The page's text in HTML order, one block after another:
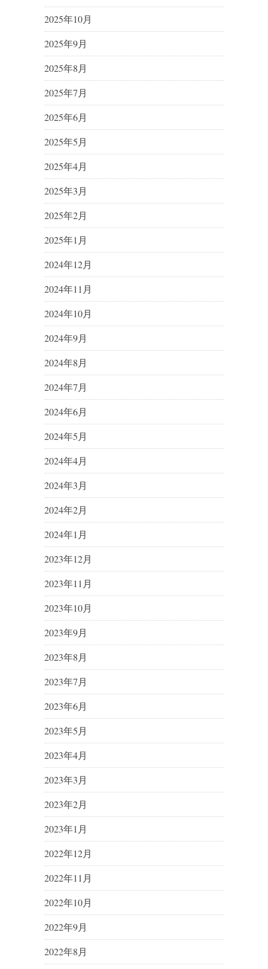
2025年10月
2025年9月
2025年8月
2025年7月
2025年6月
2025年5月
2025年4月
2025年3月
2025年2月
2025年1月
2024年12月
2024年11月
2024年10月
2024年9月
2024年8月
2024年7月
2024年6月
2024年5月
2024年4月
2024年3月
2024年2月
2024年1月
2023年12月
2023年11月
2023年10月
2023年9月
2023年8月
2023年7月
2023年6月
2023年5月
2023年4月
2023年3月
2023年2月
2023年1月
2022年12月
2022年11月
2022年10月
2022年9月
2022年8月